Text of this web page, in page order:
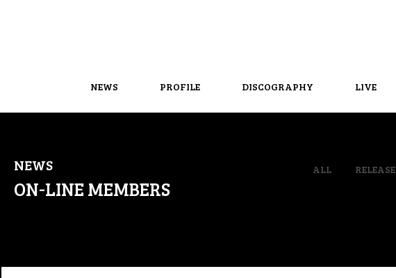
NEWS PROFILE DISCOGRAPHY LIVE
NEWS
ON-LINE MEMBERS
ALL RELEASE